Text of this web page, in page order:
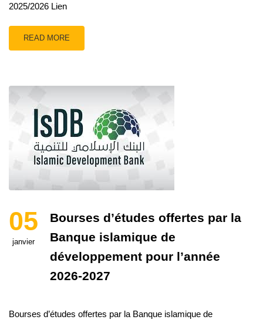
2025/2026 Lien
READ MORE
05
janvier
Bourses d’études offertes par la
Banque islamique de
développement pour l’année
2026-2027
Bourses d’études offertes par la Banque islamique de